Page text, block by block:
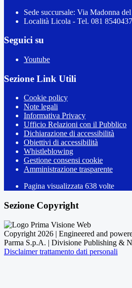
Sede succursale: Via Madonna
Località Licola - Tel. 081
Seguici su
Youtube
Sezione Link Utili
Cookie policy
Note legali
Informativa Privacy
Ufficio Relazioni con il Pubblico
Dichiarazione di accessibilità
Obiettivi di accessibilità
Whistleblowing
Gestione consensi cookie
Amministrazione trasparente
Pagina visualizzata 638 volte
Sezione Copyright
Copyright 2026 | Engineered and
Parma S.p.A. | Divisione Publishing &
Disclaimer trattamento dati personali